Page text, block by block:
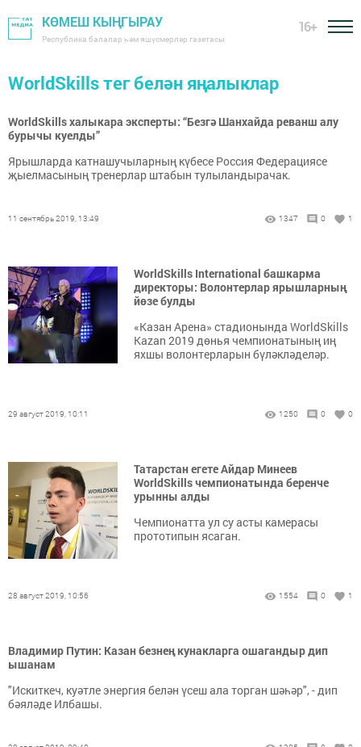
КӨМЕШ КЫҢГЫРАУ
Республика балалар һәм яшүсмерләр газетасы
16+
WorldSkills тег белән яңалыклар
WorldSkills халыкара эксперты: “Безгә Шанхайда реванш алу
бурычы куелды”
Ярышларда катнашучыларның күбесе Россия Федерациясе
җыелмасының тренерлар штабын тулыландырачак.
11 сентябрь 2019, 13:49 1347 0 1
WorldSkills International башкарма
директоры: Волонтерлар ярышларның
йөзе булды
«Казан Арена» стадионында WorldSkills
Kazan 2019 дөнья чемпионатының иң
яхшы волонтерларын бүләкләделәр.
29 август 2019, 10:11 1250 0 0
Татарстан егете Айдар Минеев
WorldSkills чемпионатында беренче
урынны алды
Чемпионатта ул су асты камерасы
прототипын ясаган.
28 август 2019, 10:56 1554 0 1
Владимир Путин: Казан безнең кунакларга ошагандыр дип
ышанам
"Искиткеч, куәтле энергия белән үсеш ала торган шәһәр", - дип
бәяләде Илбашы.